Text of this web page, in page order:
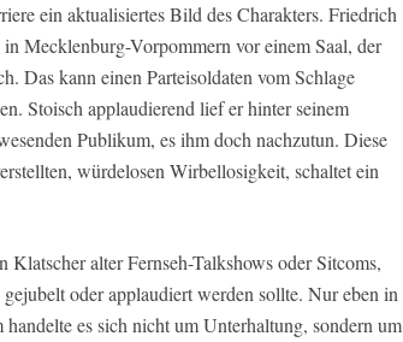
ein aktualisiertes Bild des Charakters. Friedrich
Mecklenburg-Vorpommern vor einem Saal, der
Das kann einen Parteisoldaten vom Schlage
Stoisch applaudierend lief er hinter seinem
Publikum, es ihm doch nachzutun. Diese
würdelosen Wirbellosigkeit, schaltet ein
alter Fernseh-Talkshows oder Sitcoms,
oder applaudiert werden sollte. Nur eben in
es sich nicht um Unterhaltung, sondern um